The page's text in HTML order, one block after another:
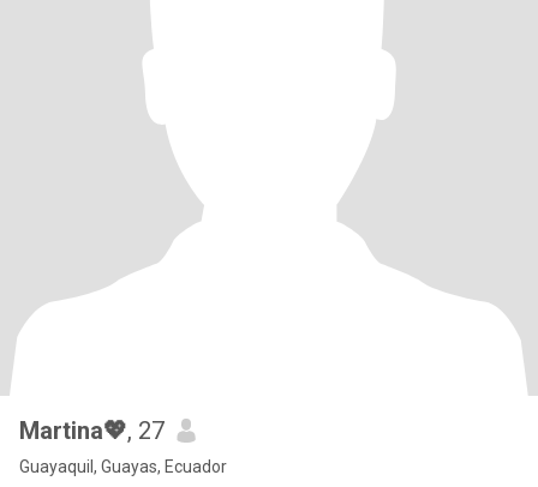
Martina💖, 27
Guayaquil, Guayas, Ecuador